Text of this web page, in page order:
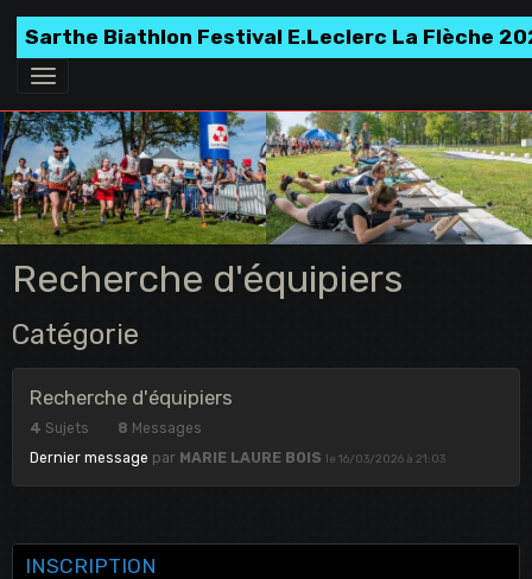
Sarthe Biathlon Festival E.Leclerc La Flèche
Recherche d'équipiers
Catégorie
Recherche d'équipiers
4 Sujets 8 Messages
Dernier message par MARIE LAURE BOIS le 16/03/2026 à 21:03
INSCRIPTION